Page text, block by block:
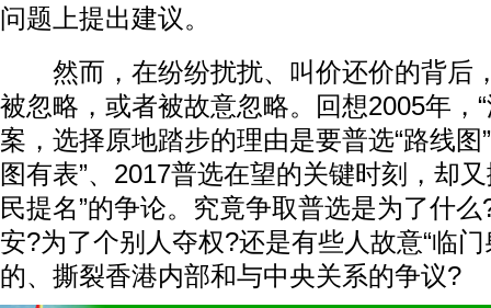
问题上提出建议。
然而，在纷纷扰扰、叫价还价的背后
被忽略，或者被故意忽略。回想2005年，
案，选择原地踏步的理由是要普选“路线图
图有表”、2017普选在望的关键时刻，却又
民提名”的争论。究竟争取普选是为了什
安?为了个别人夺权?还是有些人故意“临
的、撕裂香港内部和与中央关系的争议?